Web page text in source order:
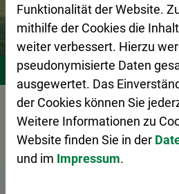
Stadtleben Vereine
Vorlesen
Funktionalität der Website.
mithilfe der Cookies die
weiter verbessert. Hierzu
pseudonymisierte Daten
ausgewertet. Das
der Cookies können Sie
Weitere Informationen zu
Website finden Sie in der
und im Impressum.